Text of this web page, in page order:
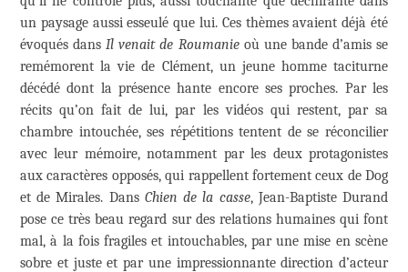
un paysage aussi esseulé que lui. Ces thèmes avaient déjà été
évoqués dans Il venait de Roumanieoù une bande d’amis se
remémorent la vie de Clément, un jeune homme taciturne
décédé dont la présence hante encore ses proches. Par les
récits qu’on fait de lui, par les vidéos qui restent, par sa
chambre intouchée, ses répétitions tentent de se réconcilier
avec leur mémoire, notamment par les deux protagonistes
aux caractères opposés, qui rappellent fortement ceux de Dog
et de Mirales. Dans Chien de la casse, Jean-Baptiste Durand
pose ce très beau regard sur des relations humaines qui font
mal, à la fois fragiles et intouchables, par une mise en scène
sobre et juste et par une impressionnante direction d’acteur